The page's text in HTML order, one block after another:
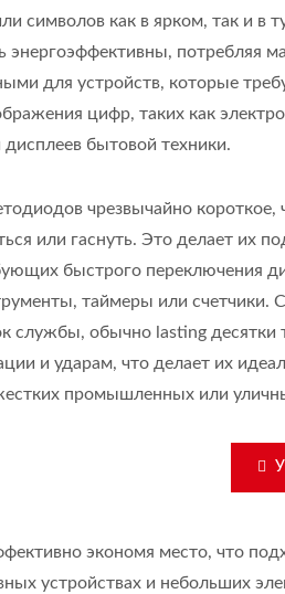
символов как в ярком, так и в
энергоэффективны, потребляя
для устройств, которые
цифр, таких как
дисплеев бытовой техники.
чрезвычайно короткое,
или гаснуть. Это делает их
быстрого переключения
таймеры или счетчики.
службы, обычно lasting десятки
и ударам, что делает их
промышленных или
экономя место, что
устройствах и небольших